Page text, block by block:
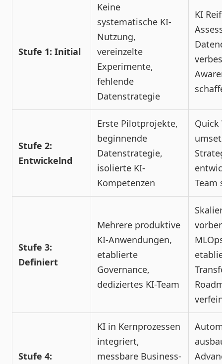
Stufe 1: Initial
Keine
systematische KI-
Nutzung,
vereinzelte
Experimente,
fehlende
Datenstrategie
KI
Stufe 2:
Entwickelnd
Erste Pilotprojekte,
beginnende
Datenstrategie,
isolierte KI-
Kompetenzen
Quick
Team
Stufe 3:
Definiert
Mehrere produktive
KI-Anwendungen,
etablierte
Governance,
dediziertes KI-Team
Stufe 4:
KI in Kernprozessen
integriert,
messbare Business-